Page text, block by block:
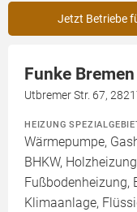
Jetzt Betriebe
Funke Bremen
Utbremer Str. 67,
HEIZUNG
Wärmepumpe,
BHKW,
Fußbodenheizung,
Klimaanlage,